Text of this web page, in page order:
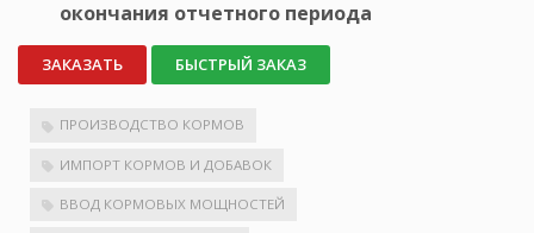
окончания отчетного периода
ЗАКАЗАТЬ БЫСТРЫЙ ЗАКАЗ
ПРОИЗВОДСТВО КОРМОВ
ИМПОРТ КОРМОВ И ДОБАВОК
ВВОД КОРМОВЫХ МОЩНОСТЕЙ